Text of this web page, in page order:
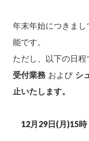
年末年始につきま
能です。
ただし、以下の日程
受付業務 および シ
止いたします。
12月29日(月)15